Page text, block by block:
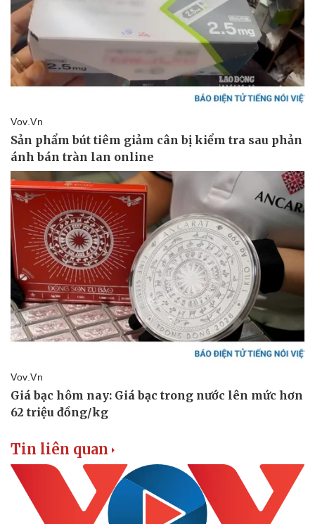
Thông tin doanh nghiệp
Doanh nghiệp 24h
Doanh nhân
Vì cộng đồng
Tin Công nghệ
Trải nghiệm
Chuyển đổi số
Tin liên quan